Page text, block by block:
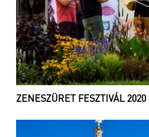
ZENESZÜRET FESZTIVÁL 2020